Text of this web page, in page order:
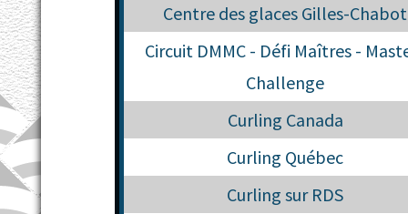
Centre des glaces Gilles-Chabot
Circuit DMMC - Défi Maîtres -
Challenge
Curling Canada
Curling Québec
Curling sur RDS